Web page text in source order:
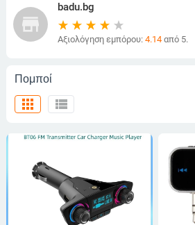
store
badu.bg
Αξιολόγηση εμπόρου: 4.14από 5.
Πομποί
view_list
apps